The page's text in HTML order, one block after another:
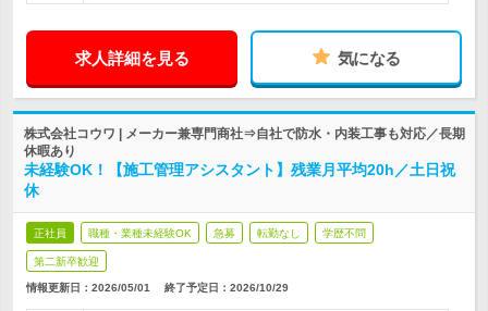
求人詳細を見る 気になる
株式会社コウワ | メーカー兼専門商社⇒自社で防水・内装工事も対応／長期
休暇あり
未経験OK！【施工管理アシスタント】残業月平均20h／土日祝
休
正社員 職種・業種未経験OK 急募 転勤なし 学歴不問
第二新卒歓迎
情報更新日：2026/05/01 終了予定日： 2026/10/29